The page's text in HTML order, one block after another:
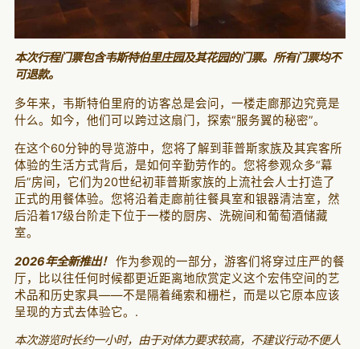
本次行程门票包含韦斯特伯里庄园及其花园的门票。所有门票均不
可退款。
多年来，韦斯特伯里府的访客总是会问，一楼走廊那边究竟是
什么。如今，他们可以跨过这扇门，探索“服务翼的秘密”。
在这个60分钟的导览游中，您将了解到菲普斯家族及其宾客所
体验的生活方式背后，是如何辛勤劳作的。您将参观众多“幕
后”房间，它们为20世纪初菲普斯家族的上流社会人士打造了
正式的用餐体验。您将沿着走廊前往餐具室和银器清洁室，然
后沿着17级台阶走下位于一楼的厨房、洗碗间和葡萄酒储藏
室。
2026年全新推出！ 作为参观的一部分，游客们将穿过庄严的餐
厅，比以往任何时候都更近距离地欣赏定义这个宏伟空间的艺
术品和历史家具——不是隔着绳索和栅栏，而是以它原本应该
呈现的方式去体验它。.
本次游览时长约一小时，由于对体力要求较高，不建议行动不便人